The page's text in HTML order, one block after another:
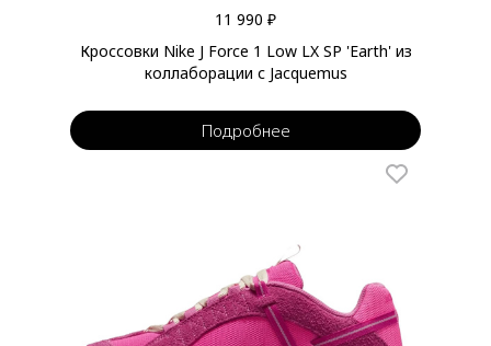
11 990 ₽
Кроссовки Nike J Force 1 Low LX SP 'Earth' из
коллаборации с Jacquemus
Подробнее